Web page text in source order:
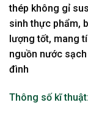
thép không gỉ
sinh thực phẩm,
lượng tốt, mang
nguồn nước
đình
Thông số kĩ thuật: